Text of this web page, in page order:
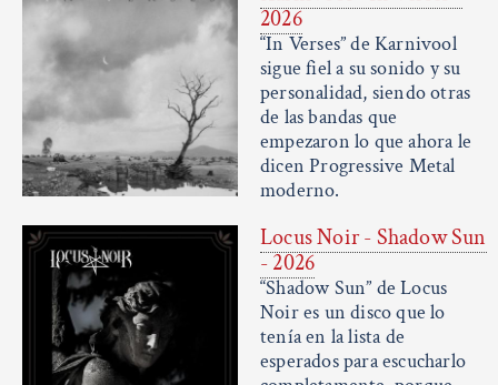
2026
“In Verses” de Karnivool
sigue fiel a su sonido y su
personalidad, siendo otras
de las bandas que
empezaron lo que ahora le
dicen Progressive Metal
moderno.
Locus Noir - Shadow Sun
- 2026
“Shadow Sun” de Locus
Noir es un disco que lo
tenía en la lista de
esperados para escucharlo